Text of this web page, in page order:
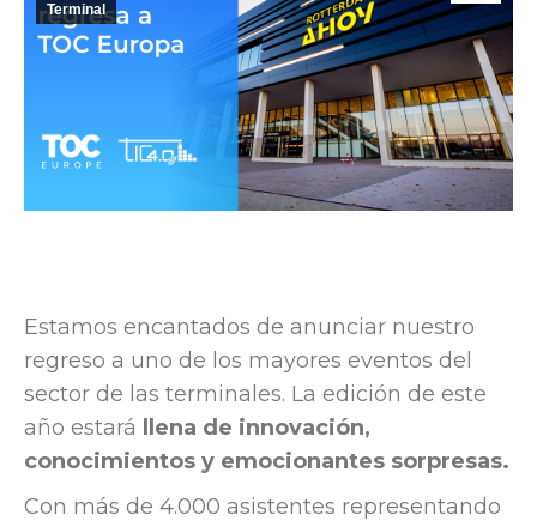
Terminal
Estamos encantados de anunciar nuestro
regreso a uno de los mayores eventos del
sector de las terminales. La edición de este
año estará
llena de innovación,
conocimientos y emocionantes sorpresas.
Con más de 4.000 asistentes representando